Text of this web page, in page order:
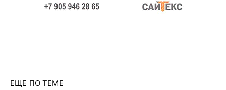
ЕЩЕ ПО ТЕМЕ